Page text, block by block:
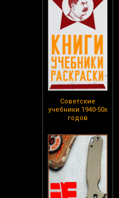
Советские
учебники 1940-50х
годов